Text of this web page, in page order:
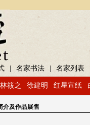
名家书法 名家列表
林筱之 徐建明 红星宣纸
介及作品展售